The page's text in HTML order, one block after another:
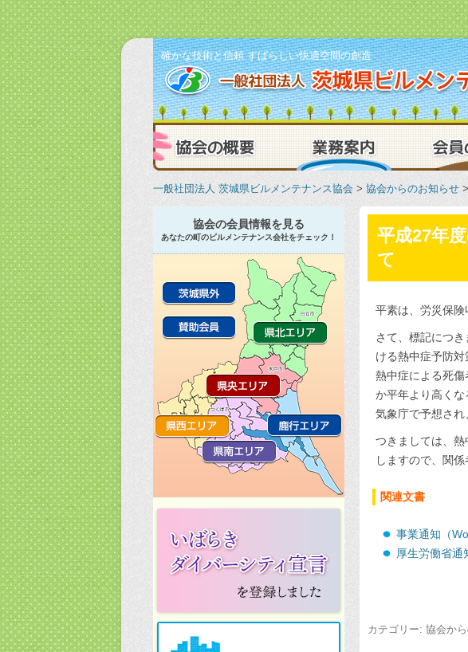
確かな技術と信頼 すばらしい快適空間の創造
協会の概要 業務案内
一般社団法人 茨城県ビルメンテナンス協会 > 協会からのお知らせ
平成27年
て
平素は、労災保険
さて、標記につ
ける熱中症予防対
熱中症による死
か平年より高くな
気象庁で予想され
つきましては、
しますので、関
関連文書
事業通知（
厚生労働省通
カテゴリー:協会か
協会の会員情報を見る
あなたの町のビルメンテナンス会社をチェック！